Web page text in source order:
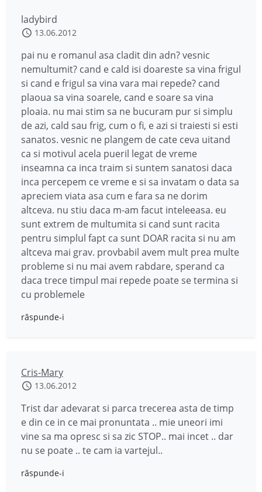
ladybird
13.06.2012
pai nu e romanul asa cladit din adn? vesnic
nemultumit? cand e cald isi doareste sa vina frigul
si cand e frigul sa vina vara mai repede? cand
plaoua sa vina soarele, cand e soare sa vina
ploaia. nu mai stim sa ne bucuram pur si simplu
de azi, cald sau frig, cum o fi, e azi si traiesti si esti
sanatos. vesnic ne plangem de cate ceva uitand
ca si motivul acela pueril legat de vreme
inseamna ca inca traim si suntem sanatosi daca
inca percepem ce vreme e si sa invatam o data sa
apreciem viata asa cum e fara sa ne dorim
altceva. nu stiu daca m-am facut inteleeasa. eu
sunt extrem de multumita si cand sunt racita
pentru simplul fapt ca sunt DOAR racita si nu am
altceva mai grav. provbabil avem mult prea multe
probleme si nu mai avem rabdare, sperand ca
daca trece timpul mai repede poate se termina si
cu problemele
răspunde-i
Cris-Mary
13.06.2012
Trist dar adevarat si parca trecerea asta de timp
e din ce in ce mai pronuntata .. mie uneori imi
vine sa ma opresc si sa zic STOP.. mai incet .. dar
nu se poate .. te cam ia vartejul..
răspunde-i